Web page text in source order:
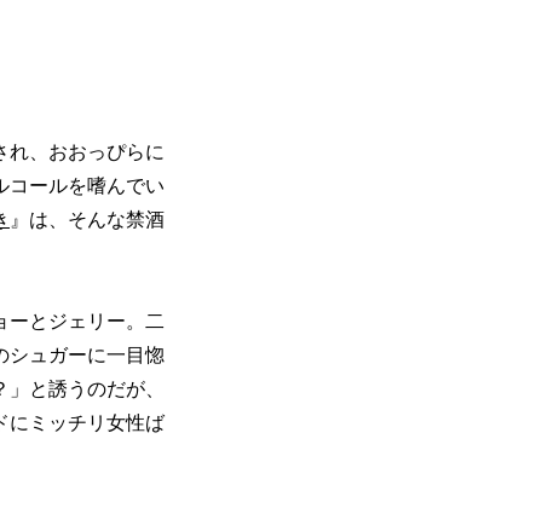
れ、おおっぴらに
コールを嗜んでい
』は、そんな禁酒
ーとジェリー。二
シュガーに一目惚
と誘うのだが、
にミッチリ女性ば